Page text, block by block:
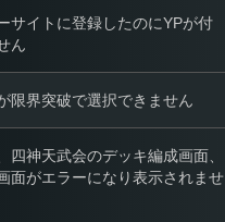
サイトに登録したのにYPが付
ん
限界突破で選択できません
四神天武会のデッキ編成画面、
面がエラーになり表示されませ